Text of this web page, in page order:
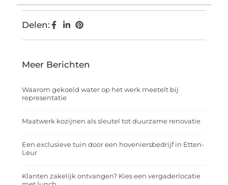
Delen:
Meer Berichten
Waarom gekoeld water op het werk meetelt bij
representatie
Maatwerk kozijnen als sleutel tot duurzame renovatie
Een exclusieve tuin door een hoveniersbedrijf in Etten-
Leur
Klanten zakelijk ontvangen? Kies een vergaderlocatie